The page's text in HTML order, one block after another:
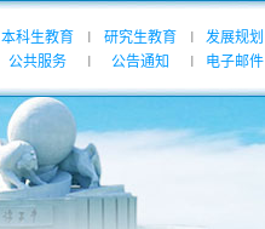
本科生教育 研究生教育
发展规划
公共服务 公告通知 电子邮件